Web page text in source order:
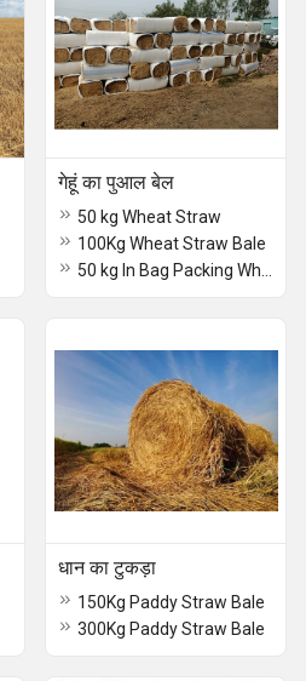
गेहूं का पुआल बेल
50 kg Wheat Straw
100Kg Wheat Straw Bale
धान का टुकड़ा
150Kg Paddy Straw Bale
300Kg Paddy Straw Bale